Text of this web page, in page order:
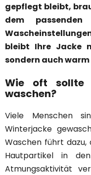
gepflegt bleibt,
dem passenden
bleibt Ihre Jacke
sondern auch
Wie oft sollte
waschen?
Viele Menschen
Winterjacke
Waschen führt dazu,
Hautpartikel in
Atmungsaktivität